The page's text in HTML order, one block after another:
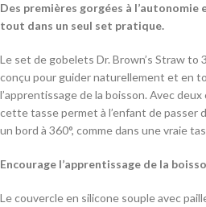
Des premières gorgées à l’autonomie
tout dans un seul set pratique.
Le set de gobelets Dr. Brown’s Straw to
conçu pour guider naturellement et en
l’apprentissage de la boisson. Avec
cette tasse permet à l’enfant de passer
un bord à 360°, comme dans une vraie
Encourage l’apprentissage de la
Le couvercle en silicone souple avec